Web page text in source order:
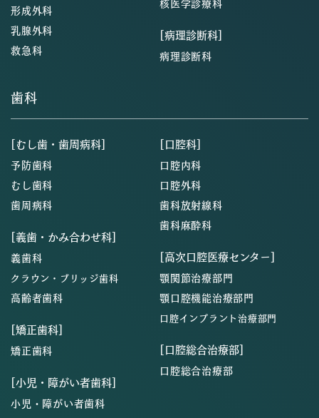
形成外科
乳腺外科
救急科
[病理診断科]
病理診断科
歯科
[むし歯・歯周病科]
予防歯科
むし歯科
歯周病科
[義歯・かみ合わせ科]
義歯科
クラウン・ブリッジ歯科
高齢者歯科
[矯正歯科]
矯正歯科
[小児・障がい者歯科]
小児・障がい者歯科
[口腔科]
口腔内科
口腔外科
歯科放射線科
歯科麻酔科
[高次口腔医療センター]
顎関節治療部門
顎口腔機能治療部門
口腔インプラント治療部門
[口腔総合治療部]
口腔総合治療部